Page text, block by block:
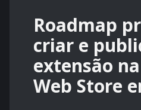
Roadmap
criar e
extensão
Web Store